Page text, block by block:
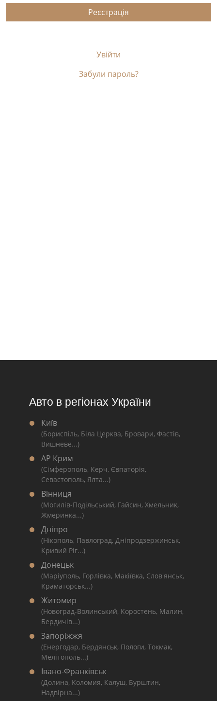
Реєстрація
Увійти
Забули пароль?
Авто в регіонах України
Київ
(Бориспіль, Біла Церква, Бровари, Фастів,
Вишневе...)
АР Крим
(Сімферополь, Керч, Євпаторія,
Севастополь, Ялта...)
Вінниця
(Могилів-Подільський, Гайсин, Хмельник,
Жмеринка...)
Дніпро
(Нікополь, Павлоград, Дніпродзержинськ,
Кривий Ріг...)
Донецьк
(Маріуполь, Горлівка, Макіївка, Слов'янськ,
Краматорськ...)
Житомир
(Новоград-Волинський, Коростень, Малин,
Бердичів...)
Запоріжжя
(Енергодар, Бердянськ, Пологи, Токмак,
Мелітополь...)
Івано-Франківськ
(Долина, Коломия, Калуш, Бурштин,
Надвірна...)